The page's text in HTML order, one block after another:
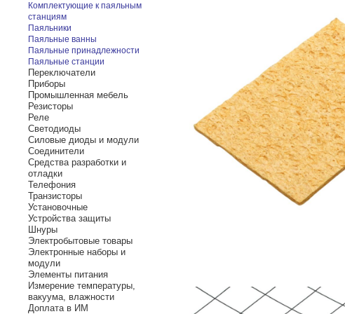
Комплектующие к паяльным
станциям
Паяльники
Паяльные ванны
Паяльные принадлежности
Паяльные станции
Переключатели
Приборы
Промышленная мебель
Резисторы
Реле
Светодиоды
Силовые диоды и модули
Соединители
Средства разработки и
отладки
Телефония
Транзисторы
Установочные
Устройства защиты
Шнуры
Электробытовые товары
Электронные наборы и
модули
Элементы питания
Измерение температуры,
вакуума, влажности
Доплата в ИМ